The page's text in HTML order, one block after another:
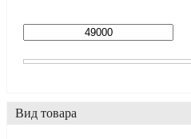
Вид товара